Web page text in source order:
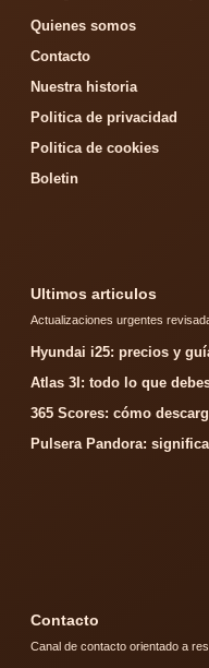
Quienes somos
Contacto
Nuestra historia
Politica de privacidad
Politica de cookies
Boletin
Ultimos articulos
Actualizaciones urgentes
Hyundai i25: precios y
Atlas 3I: todo lo que
365 Scores: cómo
Pulsera Pandora:
Contacto
Canal de contacto orientado a